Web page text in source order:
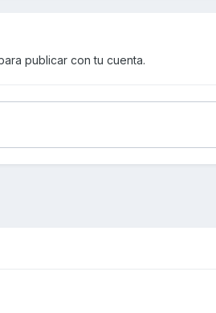
publicar con tu cuenta.